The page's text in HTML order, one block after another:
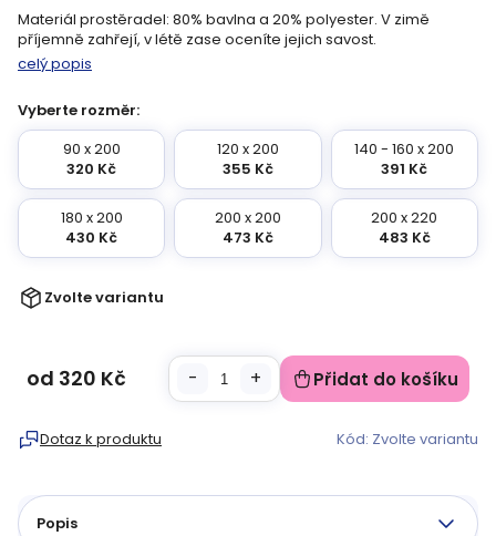
Zvolte variantu
Vyberte rozměr:
90 x 200
320 Kč
120 x 200
355 Kč
140 - 160 x 200
391 Kč
180 x 200
430 Kč
200 x 200
473 Kč
200 x 220
483 Kč
Materiál prostěradel: 80% bavlna a 20% polyester. V zimě
příjemně zahřejí, v létě zase oceníte jejich savost.
celý popis
Dotaz k produktu Kód: Zvolte variantu
od 320 Kč Přidat do košíku
Popis